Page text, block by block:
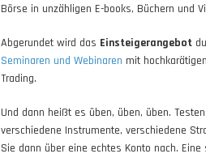
Börse in unzähligen E-books, Büchern und
Abgerundet wird das Einsteigerangebot
Seminaren und Webinaren mit
Trading.
Und dann heißt es üben, üben, üben.
verschiedene Instrumente, verschiedene
Sie dann über eine echtes Konto nach.